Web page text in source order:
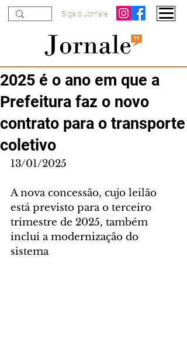
Siga o Jornale
2025 é o ano em que a
Prefeitura faz o novo
contrato para o transporte
coletivo
13/01/2025
A nova concessão, cujo leilão
está previsto para o terceiro
trimestre de 2025, também
inclui a modernização do
sistema